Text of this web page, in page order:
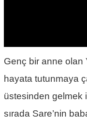
Genç bir anne olan
hayata tutunmaya
üstesinden gelmek
sırada Sare’nin